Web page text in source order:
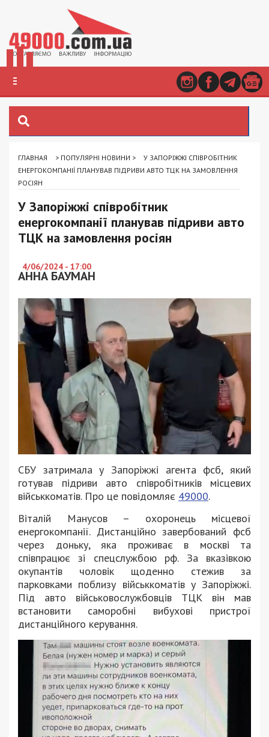
ГЛАВНАЯ > ПОПУЛЯРНІ НОВИНИ >
У ЗАПОРІЖЖІ СПІВРОБІТНИК
ЕНЕРГОКОМПАНІЇ ПЛАНУВАВ ПІДРИВИ АВТО ТЦК НА ЗАМОВЛЕННЯ
РОСІЯН
У Запоріжжі співробітник
енергокомпанії планував підриви авто
ТЦК на замовлення росіян
4/06/2024 - 17:00
АННА БАУМАН
СБУ затримала у Запоріжжі агента фсб, який
готував підриви авто співробітників місцевих
військкоматів. Про це повідомляє 49000.
Віталій Манусов – охоронець місцевої
енергокомпанії. Дистанційно завербований фсб
через доньку, яка проживає в москві та
співпрацює зі спецслужбою рф. За вказівкою
окупантів чоловік щоденно стежив за
парковками поблизу військкоматів у Запоріжжі.
Під авто військовослужбовців ТЦК він мав
встановити саморобні вибухові пристрої
дистанційного керування.